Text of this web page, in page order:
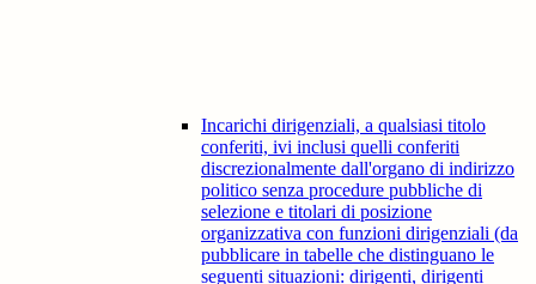
Incarichi dirigenziali, a qualsiasi titolo
conferiti, ivi inclusi quelli conferiti
discrezionalmente dall'organo di indirizzo
politico senza procedure pubbliche di
selezione e titolari di posizione
organizzativa con funzioni dirigenziali (da
pubblicare in tabelle che distinguano le
seguenti situazioni: dirigenti, dirigenti